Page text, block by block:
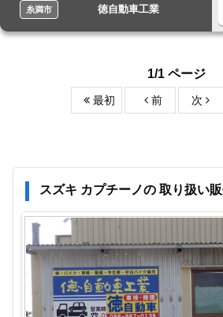
糸満市 徳自動車工業
1/1 ページ
最初 前 次
スズキ カプチーノの 取り扱い